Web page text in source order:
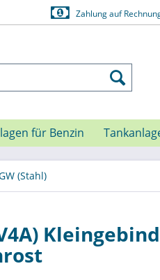
Zahlung auf
für Benzin
(Stahl)